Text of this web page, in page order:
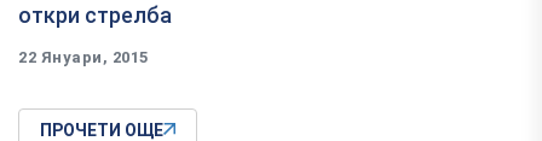
откри стрелба
22 Януари, 2015
ПРОЧЕТИ ОЩЕ